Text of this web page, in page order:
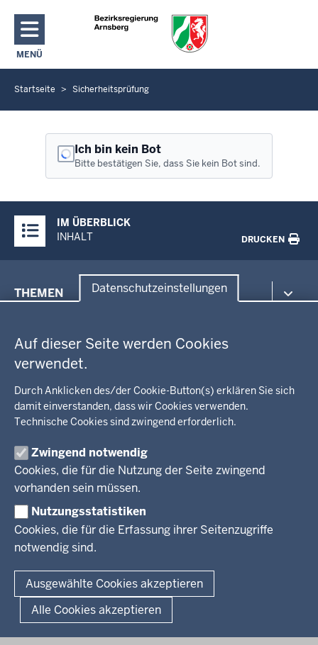
Datenschutzeinstellungen
Auf dieser Seite werden Cookies
verwendet.
Durch Anklicken des/der Cookie-Button(s) erklären Sie sich
damit einverstanden, dass wir Cookies verwenden.
Technische Cookies sind zwingend erforderlich.
Zwingend notwendig
Cookies, die für die Nutzung der Seite zwingend
vorhanden sein müssen.
Nutzungsstatistiken
Cookies, die für die Erfassung ihrer Seitenzugriffe
notwendig sind.
Ausgewählte Cookies akzeptieren
Alle Cookies akzeptieren
Direkt zum Inhalt
MENÜ
NAVIGATION AKTIVIEREN/DEAKTIVIEREN: HAUPTMENÜ
S
i
i
n
e
s
i
h
h
e
r
Startseite Sicherheitsprüfung
Ich bin kein Bot
Bitte bestätigen Sie, dass Sie kein Bot sind.
Inhalte
IM ÜBERBLICK
INHALT
DRUCKEN
in
Fußzeile
THEMEN
Bildung, Schule
Kommunalaufsicht, Planung, Verkehr
Kultur, Sport
Recht, Ordnung
Förderportal, Wirtschaft
BEZIRKSREGIERUNG
Wir über uns
Regierungsbezirk
KARRIERE
Stellenausschreibungen
PRESSE
Pressestelle
Amtsblatt
Fußzeile
Impressum Datenschutz Barrierefreiheit